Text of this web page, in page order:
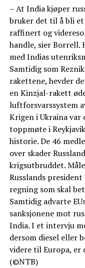
– At India kjøper
bruker det til å bli
raffinert og
handle, sier Borrell.
med Indias
Samtidig som
rakettene, hevder
en Kinzjal-rakett
luftforsvarssystem
Krigen i Ukraina var
toppmøte i
historie. De 46
over skader
krigsutbruddet.
Russlands
regning som skal
Samtidig advarte
sanksjonene mot
India. I et intervju
dersom diesel eller
videre til Europa, er
(©NTB)